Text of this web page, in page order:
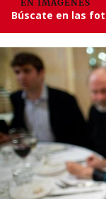
EN IMÁGENES
Búscate en las